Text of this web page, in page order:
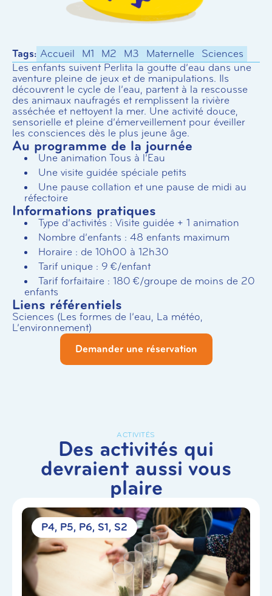
Tags: Accueil M1 M2 M3 Maternelle
Sciences
Les enfants suivent Perlita la goutte d’eau dans une
aventure pleine de jeux et de manipulations. Ils
découvrent le cycle de l’eau, partent à la rescousse
des animaux naufragés et remplissent la rivière
asséchée et nettoyent la mer. Une activité douce,
sensorielle et pleine d’émerveillement pour éveiller
les consciences dès le plus jeune âge.
Au programme de la journée
Une animation Tous à l’Eau
Une visite guidée spéciale petits
Une pause collation et une pause de midi au
réfectoire
Informations pratiques
Type d’activités : Visite guidée + 1 animation
Nombre d’enfants : 48 enfants maximum
Horaire : de 10h00 à 12h30
Tarif unique : 9 €/enfant
Tarif forfaitaire : 180 €/groupe de moins de 20
enfants
Liens référentiels
Sciences (Les formes de l’eau, La météo,
L’environnement)
Demander une réservation
ACTIVITÉS
Des activités qui
devraient aussi vous
plaire
P4 P5 P6 S1 S2